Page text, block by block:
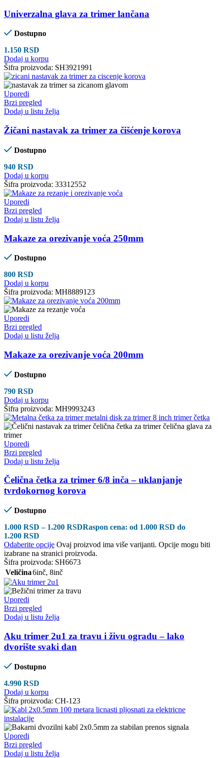
Univerzalna glava za trimer lančana
Dostupno
1.150 RSD
Dodaj u korpu
Šifra proizvoda: SH3921991
Uporedi
Brzi pregled
Dodaj u listu želja
Žičani nastavak za trimer za čišćenje korova
Dostupno
940 RSD
Dodaj u korpu
Šifra proizvoda: 33312552
Uporedi
Brzi pregled
Dodaj u listu želja
Makaze za orezivanje voća 250mm
Dostupno
800 RSD
Dodaj u korpu
Šifra proizvoda: MH8889123
Uporedi
Brzi pregled
Dodaj u listu želja
Makaze za orezivanje voća 200mm
Dostupno
790 RSD
Dodaj u korpu
Šifra proizvoda: MH9993243
Uporedi
Brzi pregled
Dodaj u listu želja
Čelična četka za trimer 6/8 inča – uklanjanje
tvrdokornog korova
Dostupno
1.000 RSD – 1.200 RSDRaspon cena: od 1.000 RSD do
1.200 RSD
Odaberite opcije Ovaj proizvod ima više varijanti. Opcije mogu biti
izabrane na stranici proizvoda.
Šifra proizvoda: SH6673
Veličina6inč, 8inč
Uporedi
Brzi pregled
Dodaj u listu želja
Aku trimer 2u1 za travu i živu ogradu – lako
dvorište svaki dan
Dostupno
4.990 RSD
Dodaj u korpu
Šifra proizvoda: CH-123
Uporedi
Brzi pregled
Dodaj u listu želja